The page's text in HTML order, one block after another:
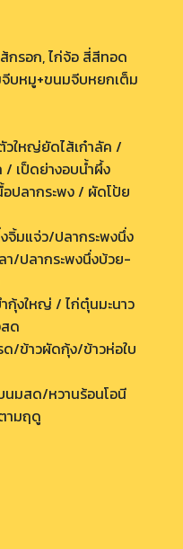
กรอก, ไก่จ้อ สี่สีทอด
จีบหมู+ขนมจีบหยกเต็ม
วใหญ่ยัดไส้เก๋าลัค /
/ เป็ดย่างอบน้ำผึ้ง
ปลากระพง / ผัดโป้ย
มแจ่ว/ปลากระพงนึ่ง
า/ปลากระพงนึ่งบ้วย-
กุ้งใหญ่ / ไก่ตุ๋นมะนาว
ด
/ข้าวผัดกุ้ง/ข้าวห่อใบ
นมสด/หวานร้อนโอนี
ามฤดู